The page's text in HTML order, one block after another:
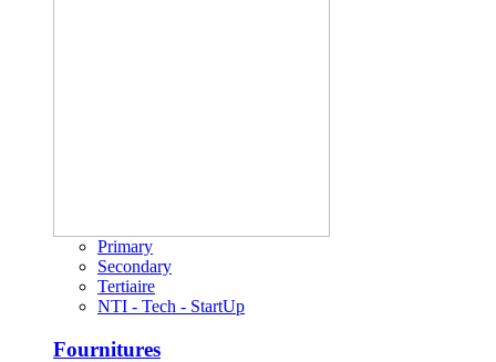
Primary
Secondary
Tertiaire
NTI - Tech - StartUp
Fournitures